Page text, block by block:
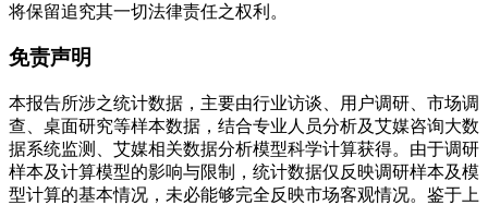
将保留追究其一切法律责任之权利。
免责声明
本报告所涉之统计数据，主要由行业访谈、用户调研、市场调
查、桌面研究等样本数据，结合专业人员分析及艾媒咨询大数
据系统监测、艾媒相关数据分析模型科学计算获得。由于调研
样本及计算模型的影响与限制，统计数据仅反映调研样本及模
型计算的基本情况，未必能够完全反映市场客观情况。鉴于上